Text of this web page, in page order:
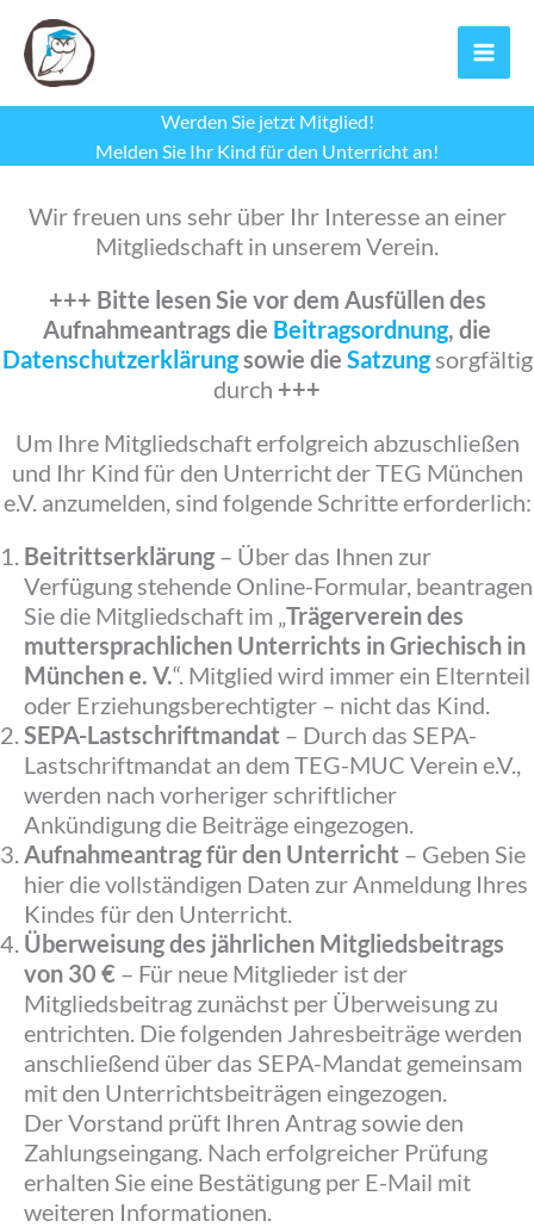
Inhalt
springen
Werden Sie jetzt Mitglied!
Melden Sie Ihr Kind für den Unterricht an!
Wir freuen uns sehr über Ihr Interesse an einer
Mitgliedschaft in unserem Verein.
+++ Bitte lesen Sie vor dem Ausfüllen des
Aufnahmeantrags die Beitragsordnung, die
Datenschutzerklärungsowie die Satzung sorgfältig
durch +++
Um Ihre Mitgliedschaft erfolgreich abzuschließen
und Ihr Kind für den Unterricht der TEG München
e.V. anzumelden, sind folgende Schritte erforderlich:
Beitrittserklärung – Über das Ihnen zur
Verfügung stehende Online-Formular, beantragen
Sie die Mitgliedschaft im „Trägerverein des
muttersprachlichen Unterrichts in Griechisch in
München e. V.“. Mitglied wird immer ein Elternteil
oder Erziehungsberechtigter – nicht das Kind.
SEPA-Lastschriftmandat – Durch das SEPA-
Lastschriftmandat an dem TEG-MUC Verein e.V.,
werden nach vorheriger schriftlicher
Ankündigung die Beiträge eingezogen.
Aufnahmeantragfür den Unterricht – Geben Sie
hier die vollständigen Daten zur Anmeldung Ihres
Kindes für den Unterricht.
Überweisung des jährlichen Mitgliedsbeitrags
von 30 € – Für neue Mitglieder ist der
Mitgliedsbeitrag zunächst per Überweisung zu
entrichten. Die folgenden Jahresbeiträge werden
anschließend über das SEPA-Mandat gemeinsam
mit den Unterrichtsbeiträgen eingezogen.
Der Vorstand prüft Ihren Antrag sowie den
Zahlungseingang. Nach erfolgreicher Prüfung
erhalten Sie eine Bestätigung per E-Mail mit
weiteren Informationen.